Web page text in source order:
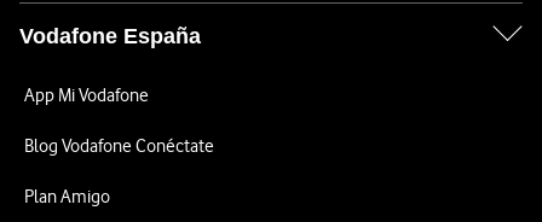
Vodafone España
App Mi Vodafone
Blog Vodafone Conéctate
Plan Amigo